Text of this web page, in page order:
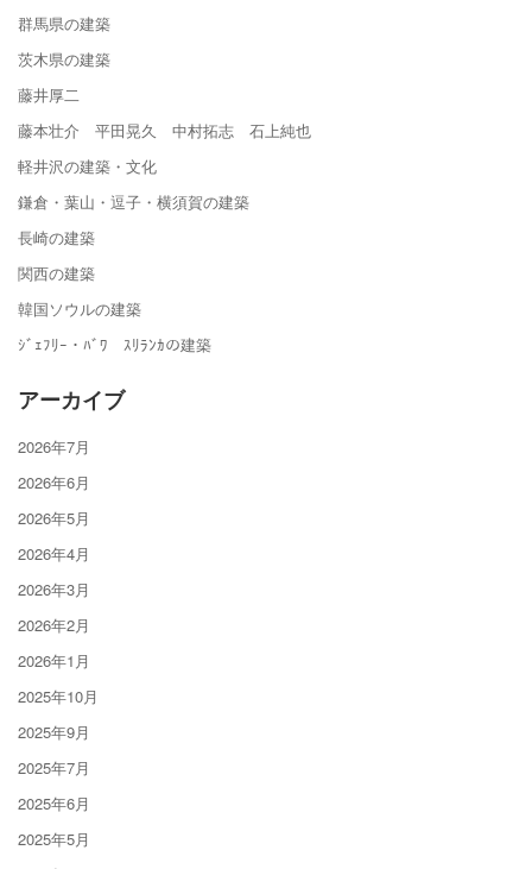
群馬県の建築
茨木県の建築
藤井厚二
藤本壮介 平田晃久 中村拓志 石上純也
軽井沢の建築・文化
鎌倉・葉山・逗子・横須賀の建築
長崎の建築
関西の建築
韓国ソウルの建築
ｼﾞｪﾌﾘｰ・ﾊﾞﾜ ｽﾘﾗﾝｶの建築
アーカイブ
2026年7月
2026年6月
2026年5月
2026年4月
2026年3月
2026年2月
2026年1月
2025年10月
2025年9月
2025年7月
2025年6月
2025年5月